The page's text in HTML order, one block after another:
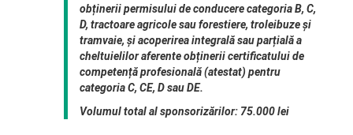
obținerii permisului de conducere categoria B, C,
D, tractoare agricole sau forestiere, troleibuze și
tramvaie, și acoperirea integrală sau parțială a
cheltuielilor aferente obținerii certificatului de
competență profesională (atestat) pentru
categoria C, CE, D sau DE.
Volumul total al sponsorizărilor: 75.000 lei